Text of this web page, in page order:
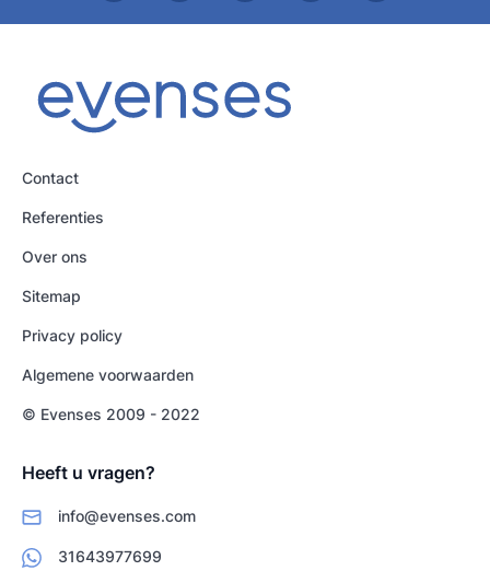
Contact
Referenties
Over ons
Sitemap
Privacy policy
Algemene voorwaarden
© Evenses 2009 - 2022
Heeft u vragen?
info@evenses.com
31643977699